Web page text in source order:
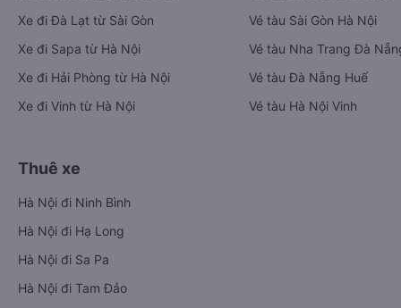
Xe đi Đà Lạt từ Sài Gòn
Xe đi Sapa từ Hà Nội
Xe đi Hải Phòng từ Hà Nội
Xe đi Vinh từ Hà Nội
Vé tàu Sài Gòn Hà Nội
Vé tàu Nha Trang Đà
Vé tàu Đà Nẵng Huế
Vé tàu Hà Nội Vinh
Thuê xe
Hà Nội đi Ninh Bình
Hà Nội đi Hạ Long
Hà Nội đi Sa Pa
Hà Nội đi Tam Đảo